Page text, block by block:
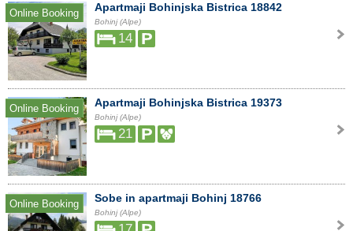
Online Booking Apartmaji Bohinjska Bistrica 18842
Bohinj (Alpe)
14
Online Booking Apartmaji Bohinjska Bistrica 19373
Bohinj (Alpe)
21
Online Booking Sobe in apartmaji Bohinj 18766
Bohinj (Alpe)